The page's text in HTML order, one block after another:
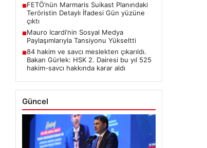
■FETÖ’nün Marmaris Suikast Planındaki
Teröristin Detaylı İfadesi Gün yüzüne
çıktı
■Mauro Icardi’nin Sosyal Medya
Paylaşımlarıyla Tansiyonu Yükseltti
■84 hakim ve savcı meslekten çıkarıldı.
Bakan Gürlek: HSK 2. Dairesi bu yıl 525
hakim-savcı hakkında karar aldı
Güncel